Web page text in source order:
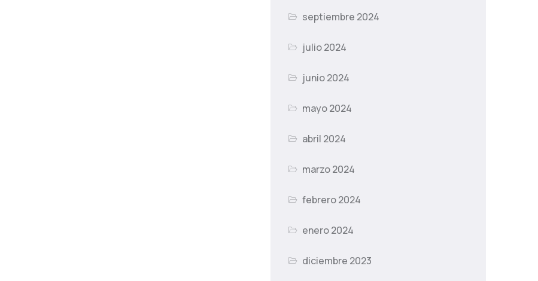
septiembre 2024
julio 2024
junio 2024
mayo 2024
abril 2024
marzo 2024
febrero 2024
enero 2024
diciembre 2023